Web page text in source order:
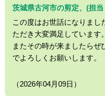
茨城県古河市の剪定、(担
この度はお世話になりまし
ただき大変満足しています
またその時が来ましたら
でよろしくお願いします。
（2026年04月09日）